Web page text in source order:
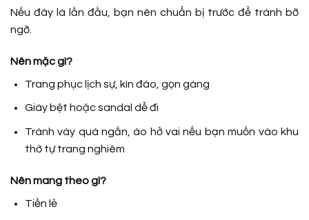
Nếu đây là lần đầu, bạn nên chuẩn bị trước để tránh bỡ
ngỡ.
Nên mặc gì?
Trang phục lịch sự, kín đáo, gọn gàng
Giày bệt hoặc sandal dễ đi
Tránh váy quá ngắn, áo hở vai nếu bạn muốn vào khu
thờ tự trang nghiêm
Nên mang theo gì?
Tiền lẻ